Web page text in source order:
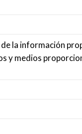
la información
y medios